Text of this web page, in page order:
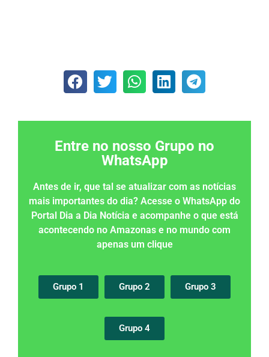
Entre no nosso Grupo no
WhatsApp
Antes de ir, que tal se atualizar com as notícias
mais importantes do dia? Acesse o WhatsApp do
Portal Dia a Dia Notícia e acompanhe o que está
acontecendo no Amazonas e no mundo com
apenas um clique
Grupo 1 Grupo 2 Grupo 3
Grupo 4